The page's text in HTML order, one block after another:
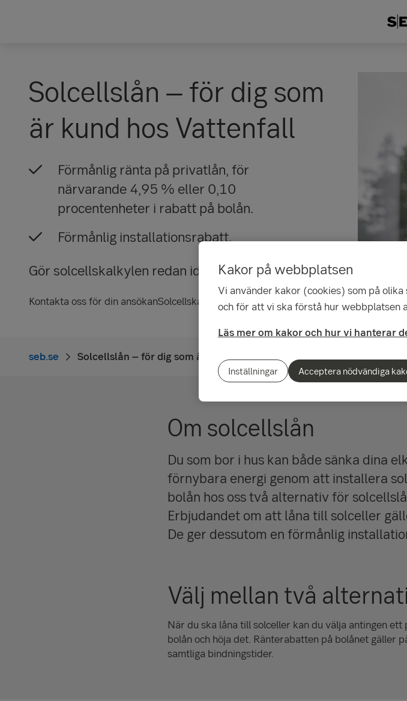
Solcellslån – för dig som
är kund hos Vattenfall
Förmånlig ränta på privatlån, för
närvarande 4,95 % eller 0,10
procentenheter i rabatt på bolån.
Förmånlig installationsrabatt.
Gör solcellskalkylen redan idag!
Kontakta oss för din ansökanSolcellskalkyl hos Vattenfall
seb.se Solcellslån – för dig som är kund hos Vattenfall
Om solcellslån
Du som bor i hus kan både sänka dina
förnybara energi genom att installera
bolån hos oss två alternativ för
Erbjudandet om att låna till solceller
De ger dessutom en förmånlig
Välj mellan två
När du ska låna till solceller kan du välja antingen
bolån och höja det. Ränterabatten på bolånet gäller
samtliga bindningstider.
Kakor på webbplatsen
Vi använder kakor (cookies) som på
och för att vi ska förstå hur webbplatsen
Läs mer om kakor och hur vi hanterar
Inställningar Acceptera nödvändiga